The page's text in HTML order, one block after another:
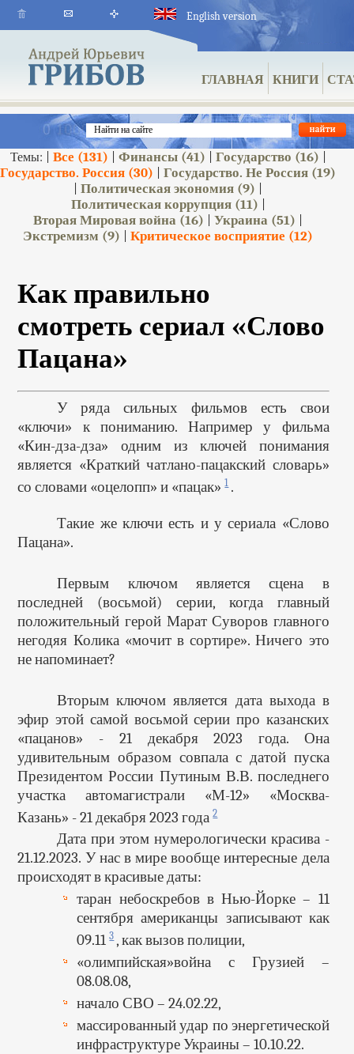
ГЛАВНАЯ КНИГИ
English version
Темы: | Все (131) Финансы(41) Государство (16)
Государство. Россия (30) |Государство. Не Россия (19)
|Политическая экономия (9)
Политическая коррупция(11)
Вторая Мировая война (16) |Украина (51)
Экстремизм (9) |Критическое восприятие (12)
Как правильно
смотреть сериал «Слово
Пацана»
У ряда сильных фильмов есть свои
«ключи» к пониманию. Например у фильма
«Кин-дза-дза» одним из ключей понимания
является «Краткий чатлано-пацакский словарь»
со словами «оцелопп» и «пацак»1 .
Такие же ключи есть и у сериала «Слово
Пацана».
Первым ключом является сцена в
последней (восьмой) серии, когда главный
положительный герой Марат Суворов главного
негодяя Колика «мочит в сортире». Ничего это
не напоминает?
Вторым ключом является дата выхода в
эфир этой самой восьмой серии про казанских
«пацанов» - 21 декабря 2023 года. Она
удивительным образом совпала с датой пуска
Президентом России Путиным В.В. последнего
участка автомагистрали «М-12» «Москва-
Казань» - 21 декабря 2023 года2
Дата при этом нумерологически красива -
21.12.2023. У нас в мире вообще интересные дела
происходят в красивые даты:
таран небоскребов в Нью-Йорке – 11
сентября американцы записывают как
09.113 , как вызов полиции,
«олимпийская»война с Грузией –
08.08.08,
начало СВО – 24.02.22,
массированный удар по энергетической
инфраструктуре Украины – 10.10.22.